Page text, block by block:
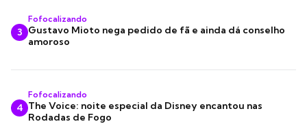
3
Fofocalizando
Gustavo Mioto nega pedido de fã e ainda dá conselho
amoroso
4
Fofocalizando
The Voice: noite especial da Disney encantou nas
Rodadas de Fogo